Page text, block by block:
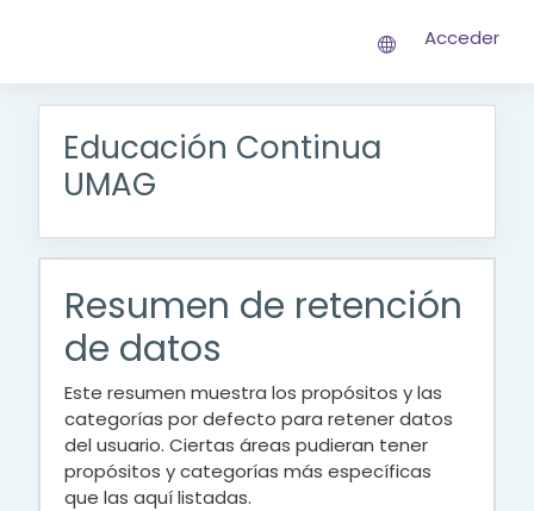
Acceder
Educación Continua
UMAG
Resumen de retención
de datos
Este resumen muestra los propósitos y las
categorías por defecto para retener datos
del usuario. Ciertas áreas pudieran tener
propósitos y categorías más específicas
que las aquí listadas.